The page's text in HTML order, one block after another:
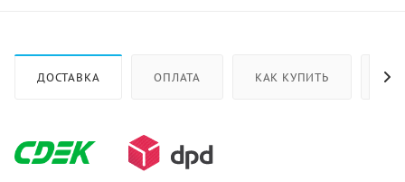
ДОСТАВКА ОПЛАТА КАК КУПИТЬ